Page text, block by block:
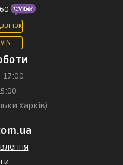
17:00
Харків)